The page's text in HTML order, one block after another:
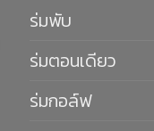
ร่มพับ
ร่มตอนเดียว
ร่มกอล์ฟ